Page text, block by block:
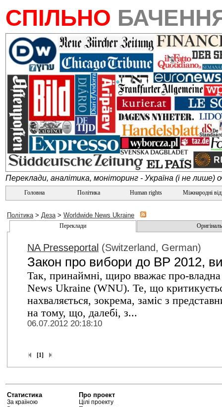
СПІЛЬНО
Переклади, аналітика, моніторинг - Україна (і не лише)
Головна Політика Human rights Міжнародні
Політика> Деза> Worldwide News Ukraine
Переклади
NA Presseportal (Switzerland, German)
Закон про вибори до ВР 2012,
Так, принаймні, щиро вважає про-
News Ukraine (WNU). Те, що
нахваляється, зокрема, заміс з
на тому, що, далебі, з...
06.07.2012 20:18:10
[1]
Статистика
За країною
Про проект
Цілі проекту